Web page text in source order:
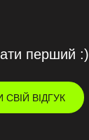
перший :)
ВІДГУК